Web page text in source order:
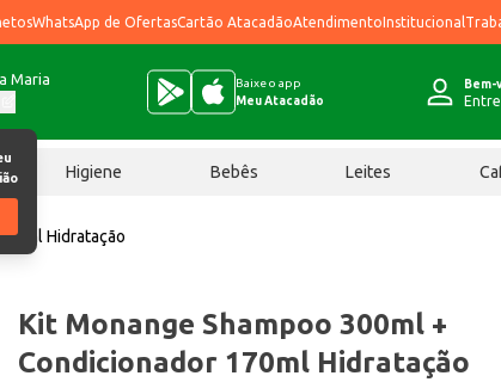
WhatsApp de OfertasCartão AtacadãoAtendimentoInstitucional
Maria
Baixe o app
Meu Atacadão
Bem-
Higiene Bebês Leites
Hidratação
Kit Monange Shampoo 300ml +
Condicionador 170ml Hidratação